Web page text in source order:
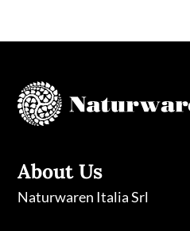
About Us
Naturwaren Italia Srl